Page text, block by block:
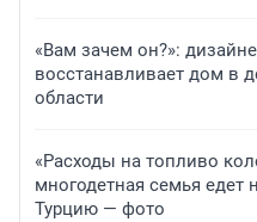
«Вам зачем он?»:
восстанавливает дом в
области
«Расходы на топливо
многодетная семья едет
Турцию — фото